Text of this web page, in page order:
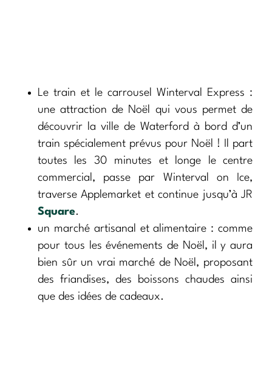
Le train et le carrousel Winterval Express :
une attraction de Noël qui vous permet de
découvrir la ville de Waterford à bord d’un
train spécialement prévus pour Noël ! Il part
toutes les 30 minutes et longe le centre
commercial, passe par Winterval on Ice,
traverse Applemarket et continue jusqu’à JR
Square.
un marché artisanal et alimentaire : comme
pour tous les événements de Noël, il y aura
bien sûr un vrai marché de Noël, proposant
des friandises, des boissons chaudes ainsi
que des idées de cadeaux.